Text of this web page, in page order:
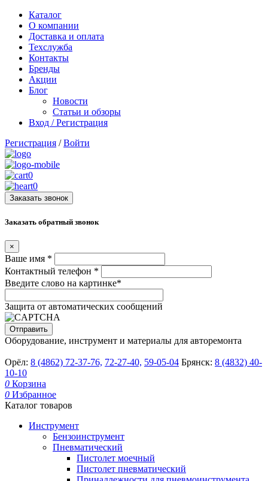
Каталог
О компании
Доставка и оплата
Техслужба
Контакты
Бренды
Акции
Блог
Новости
Статьи и обзоры
Вход / Регистрация
Регистрация / Войти
0
0
Заказать звонок
Заказать обратный звонок
×
Ваше имя *
Контактный телефон *
Введите слово на картинке*
Защита от автоматических сообщений
Оборудование, инструмент и материалы для авторемонта
Орёл: 8 (4862) 72-37-76, 72-27-40, 59-05-04 Брянск: 8 (4832) 40-
10-10
0 Корзина
0 Избранное
Каталог товаров
Инструмент
Бензоинструмент
Пневматический
Пистолет моечный
Пистолет пневматический